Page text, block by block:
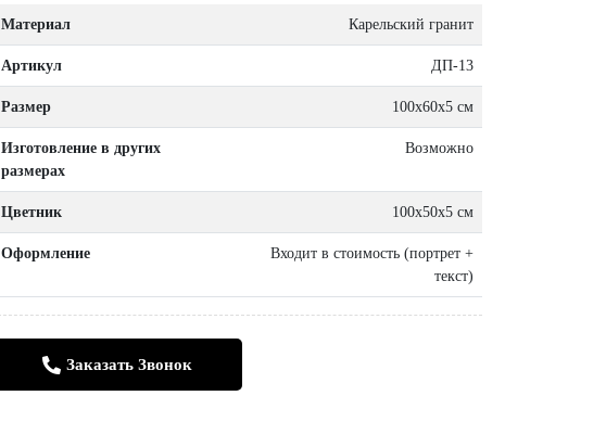
Материал Карельский гранит
Артикул ДП-13
Размер 100х60х5 см
Изготовление в других
размерах
Возможно
Цветник 100х50х5 см
Оформление
Входит в стоимость (портрет +
текст)
Заказать Звонок